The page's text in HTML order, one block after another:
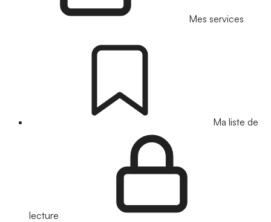
Mes services
Ma liste de
lecture